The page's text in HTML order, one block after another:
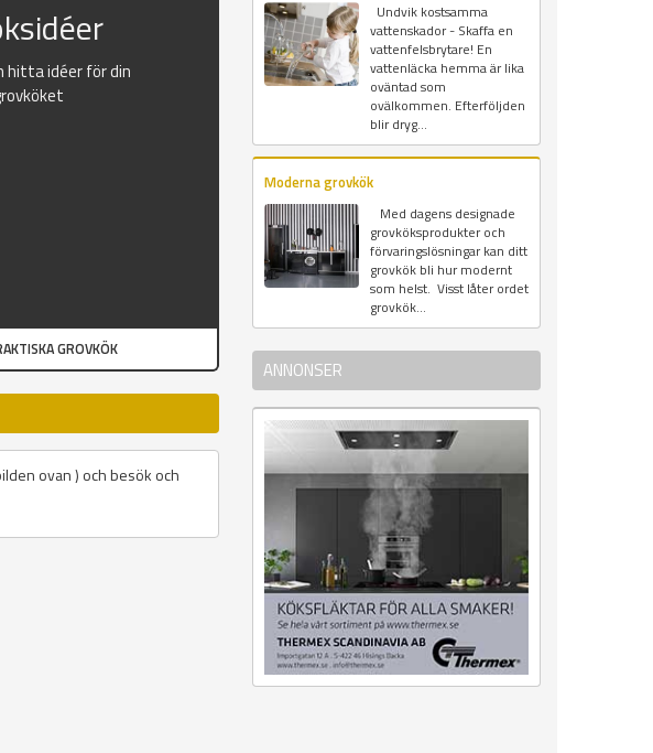
hitta idéer för din
GROVKÖK
ovan ) och besök och
Undvik kostsamma
vattenskador - Skaffa en
vattenfelsbrytare! En
vattenläcka hemma är lika
oväntad som
ovälkommen. Efterföljden
blir dryg...
Moderna grovkök
Med dagens designade
grovköksprodukter och
förvaringslösningar kan ditt
grovkök bli hur modernt
som helst. Visst låter ordet
grovkök...
ANNONSER